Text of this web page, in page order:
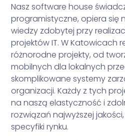
Nasz software house
programistyczne, opiera się
wiedzy zdobytej przy
projektów IT. W Katowicach
różnorodne projekty, od
mobilnych dla lokalnych
skomplikowane systemy
organizacji. Każdy z tych
na naszą elastyczność i
rozwiązań najwyższej
specyfiki rynku.